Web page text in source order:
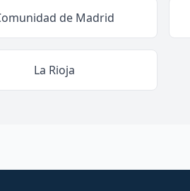
de Madrid
La Rioja